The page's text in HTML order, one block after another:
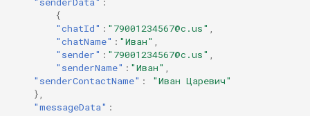
{
"chatId" : "79001234567@c.us" ,
"chatName" : "Иван" ,
"sender" : "79001234567@c.us" ,
"senderName" : "Иван" ,
"senderContactName" :
"Иван Царевич"
},
"messageData" :